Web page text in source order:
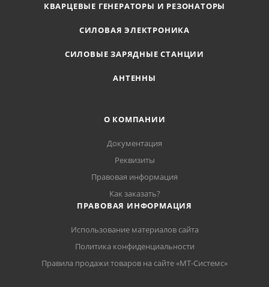
КВАРЦЕВЫЕ ГЕНЕРАТОРЫ И РЕЗОНАТОРЫ
СИЛОВАЯ ЭЛЕКТРОНИКА
СИЛОВЫЕ ЗАРЯДНЫЕ СТАНЦИИ
АНТЕННЫ
О КОМПАНИИ
Документация
Реквизиты
Правовая информация
Как заказать?
ПРАВОВАЯ ИНФОРМАЦИЯ
Использование материалов сайта
Политика конфиденциальности
Правила продажи товаров на сайте «МТ-Системс»